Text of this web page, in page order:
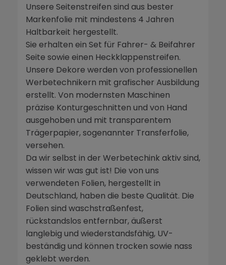
Unsere Seitenstreifen sind aus bester
Markenfolie mit mindestens 4 Jahren
Haltbarkeit hergestellt.
Sie erhalten ein Set für Fahrer- & Beifahrer
Seite sowie einen Heckklappenstreifen.
Unsere Dekore werden von professionellen
Werbetechnikern mit grafischer Ausbildung
erstellt. Von modernsten Maschinen
präzise Konturgeschnitten und von Hand
ausgehoben und mit transparentem
Trägerpapier, sogenannter Transferfolie,
versehen.
Da wir selbst in der Werbetechink aktiv sind,
wissen wir was gut ist! Die von uns
verwendeten Folien, hergestellt in
Deutschland, haben die beste Qualität. Die
Folien sind waschstraßenfest,
rückstandslos entfernbar, äußerst
langlebig und wiederstandsfähig, UV-
beständig und können trocken sowie nass
geklebt werden.